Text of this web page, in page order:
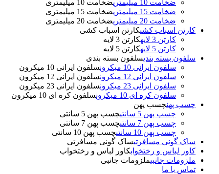
ضخامت 10 میلیمتری
ضخامت 10 میلیمتری
ضخامت 15 میلیمتری
ضخامت 15 میلیمتری
ضخامت 20 میلیمتری
ضخامت 20 میلیمتری
کارتن اسباب کشیکارتن اسباب کشی
کارتن 3 لایه
کارتن 3 لایه
کارتن 5 لایه
کارتن 5 لایه
سلفون بسته بندیسلفون بسته بندی
سلفون ایرانی 10 میکرون
سلفون ایرانی 10 میکرون
سلفون ایرانی 12 میکرون
سلفون ایرانی 12 میکرون
سلفون ایرانی 23 میکرون
سلفون ایرانی 23 میکرون
سلفون کره ای 10 میکرون
سلفون کره ای 10 میکرون
چسب پهنچسب پهن
چسب پهن 5 سانتی
چسب پهن 5 سانتی
چسب پهن 7 سانتی
چسب پهن 7 سانتی
چسب پهن 10 سانتی
چسب پهن 10 سانتی
ساک گونی مسافرتیساک گونی مسافرتی
کاور لباس و رختخوابکاور لباس و رختخواب
ملزومات جانبیملزومات جانبی
تماس با ما